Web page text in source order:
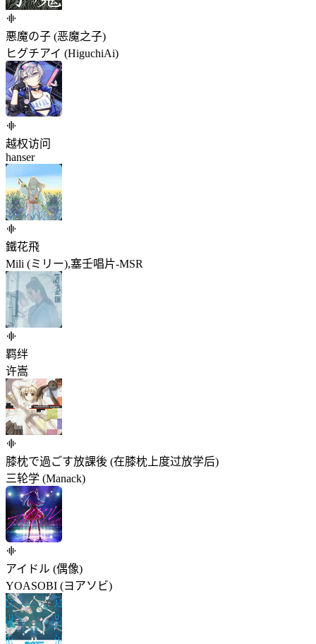
悪魔の子 (恶魔之子)
ヒグチアイ (HiguchiAi)
越权访问
hanser
鐵花飛
Mili (ミリー),塞壬唱片-MSR
羁绊
许嵩
膝枕で過ごす放課後 (在膝枕上度过放学后)
三轮学 (Manack)
アイドル (偶像)
YOASOBI (ヨアソビ)